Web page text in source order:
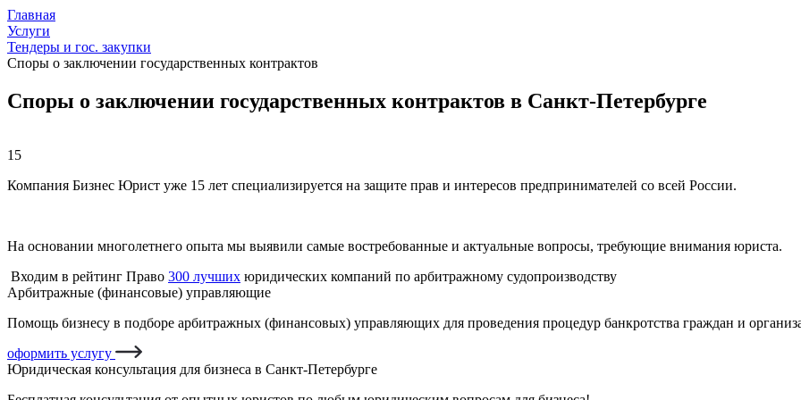
Главная
Услуги
Тендеры и гос. закупки
Споры о заключении государственных контрактов
Споры о заключении государственных контрактов в Санкт-Петербурге
15
Компания Бизнес Юрист уже 15 лет специализируется на защите прав и интересов предпринимателей со всей России.
На основании многолетнего опыта мы выявили самые востребованные и актуальные вопросы, требующие внимания юриста.
Входим в рейтинг Право 300 лучших юридических компаний по арбитражному судопроизводству
Арбитражные (финансовые) управляющие
Помощь бизнесу в подборе арбитражных (финансовых) управляющих для проведения процедур банкротства граждан и
оформить услугу
Юридическая консультация для бизнеса в Санкт-Петербурге